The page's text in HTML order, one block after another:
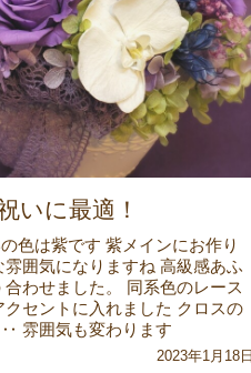
いに最適！
色は紫です 紫メインにお作り
雰囲気になりますね 高級感あふ
合わせました。 同系色のレース
クセントに入れました クロスの
雰囲気も変わります
2023年1月18